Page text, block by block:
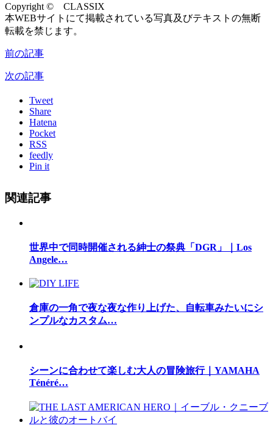
Copyright © CLASSIX
本WEBサイトにて掲載されている写真及びテキストの無断
転載を禁じます。
前の記事
次の記事
Tweet
Share
Hatena
Pocket
RSS
feedly
Pin it
関連記事
世界中で同時開催される紳士の祭典「DGR」｜Los
Angele…
倉庫の一角で夜な夜な作り上げた、自転車みたいにシ
ンプルなカスタム…
シーンに合わせて楽しむ大人の冒険旅行｜YAMAHA
Ténéré…